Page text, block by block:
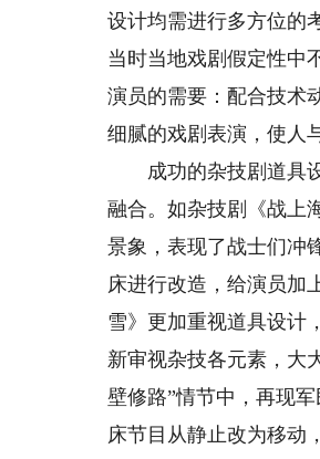
设计均需进行多方位的
当时当地戏剧假定性中
演员的需要：配合技术
细腻的戏剧表演，使人
成功的杂技剧道具设
融合。如杂技剧《战上
景象，表现了战士们冲
床进行改造，给演员加
雪》更加重视道具设计
新审视杂技各元素，大
壁修路”情节中，再现
床节目从静止改为移